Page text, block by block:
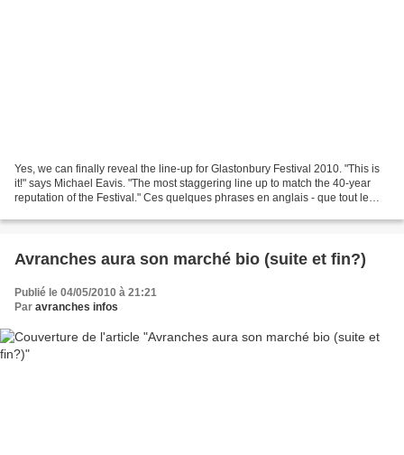
Yes, we can finally reveal the line-up for Glastonbury Festival 2010. "This is
it!" says Michael Eavis. "The most staggering line up to match the 40-year
reputation of the Festival." Ces quelques phrases en anglais - que tout le
Avranches aura son marché bio (suite et fin?)
Publié le 04/05/2010 à 21:21
Par avranches infos